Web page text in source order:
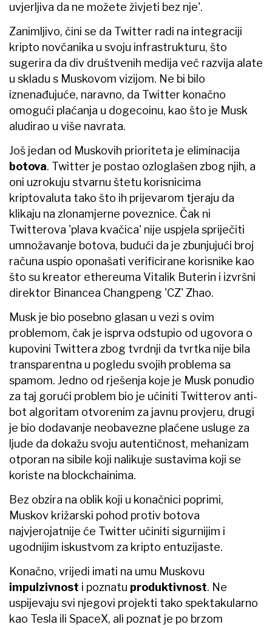
uvjerljiva da ne možete živjeti bez nje'.
Zanimljivo, čini se da Twitter radi na integraciji
kripto novčanika u svoju infrastrukturu, što
sugerira da div društvenih medija već razvija alate
u skladu s Muskovom vizijom. Ne bi bilo
iznenađujuće, naravno, da Twitter konačno
omogući plaćanja u dogecoinu, kao što je Musk
aludirao u više navrata.
Još jedan od Muskovih prioriteta je eliminacija
botova. Twitter je postao ozloglašen zbog njih, a
oni uzrokuju stvarnu štetu korisnicima
kriptovaluta tako što ih prijevarom tjeraju da
klikaju na zlonamjerne poveznice. Čak ni
Twitterova 'plava kvačica' nije uspjela spriječiti
umnožavanje botova, budući da je zbunjujući broj
računa uspio oponašati verificirane korisnike kao
što su kreator ethereuma Vitalik Buterin i izvršni
direktor Binancea Changpeng 'CZ' Zhao.
Musk je bio posebno glasan u vezi s ovim
problemom, čak je isprva odstupio od ugovora o
kupovini Twittera zbog tvrdnji da tvrtka nije bila
transparentna u pogledu svojih problema sa
spamom. Jedno od rješenja koje je Musk ponudio
za taj gorući problem bio je učiniti Twitterov anti-
bot algoritam otvorenim za javnu provjeru, drugi
je bio dodavanje neobavezne plaćene usluge za
ljude da dokažu svoju autentičnost, mehanizam
otporan na sibile koji nalikuje sustavima koji se
koriste na blockchainima.
Bez obzira na oblik koji u konačnici poprimi,
Muskov križarski pohod protiv botova
najvjerojatnije će Twitter učiniti sigurnijim i
ugodnijim iskustvom za kripto entuzijaste.
Konačno, vrijedi imati na umu Muskovu
impulzivnost i poznatu produktivnost. Ne
uspijevaju svi njegovi projekti tako spektakularno
kao Tesla ili SpaceX, ali poznat je po brzom